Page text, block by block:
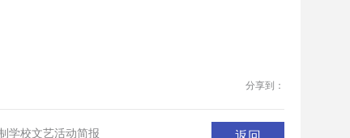
分享到：
学校文艺活动简报